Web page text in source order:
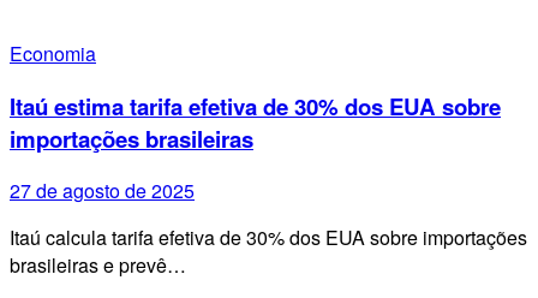
Economia
Itaú estima tarifa efetiva de 30% dos EUA sobre
importações brasileiras
27 de agosto de 2025
Itaú calcula tarifa efetiva de 30% dos EUA sobre importações
brasileiras e prevê…